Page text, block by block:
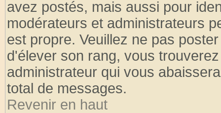
avez postés, mais aussi pour
modérateurs et administrateurs
est propre. Veuillez ne pas
d'élever son rang, vous
administrateur qui vous
total de messages.
Revenir en haut